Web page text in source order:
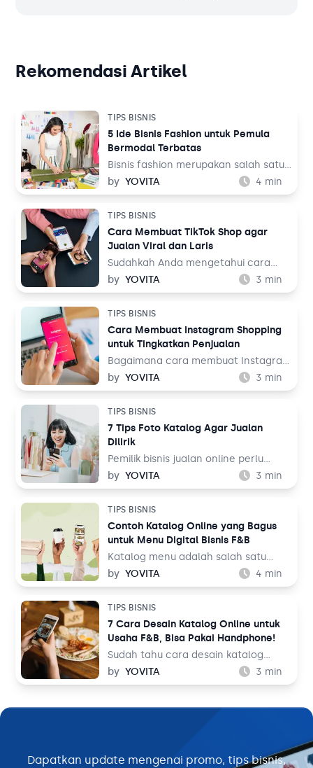
Rekomendasi Artikel
TIPS BISNIS
5 Ide Bisnis Fashion untuk Pemula
Bermodal Terbatas
Bisnis fashion merupakan salah satu
bisnis yang tak akan pernah mati.
Sebab, pada dasarnya setiap orang
kehidupan sehari-hari mereka, baik
untuk bekerja maupun aktivitas
lainnya. Tentu ini jadi peluang bisnis
yang menjanjikan dari waktu ke
waktu.
by YOVITA 4 min
TIPS BISNIS
Cara Membuat TikTok Shop agar
Jualan Viral dan Laris
Sudahkah Anda mengetahui cara
membuat TikTok Shop? TikTok
merupakan salah satu media sosial
sosial yang menampilkan konten
audio visual tersebut dinilai menarik
karena menampilkan beragam tema,
mulai dari hiburan, resep makanan,
hingga pengetahuan. Bahkan media
sosial ini juga bisa digunakan untuk
Lalu, bagaimana cara membuatnya
untuk jualan online?
by YOVITA 3 min
TIPS BISNIS
Cara Membuat Instagram Shopping
untuk Tingkatkan Penjualan
Bagaimana cara membuat Instagram
Shopping? Instagram adalah salah
satu media sosial populer saat ini
orang di seluruh dunia. Dalam
perspektif bisnis, hal ini tentu menjadi
sebuah keuntungan.
by YOVITA 3 min
TIPS BISNIS
7 Tips Foto Katalog Agar Jualan
Dilirik
Pemilik bisnis jualan online perlu
belajar tentang fotografi produk
agar bisa menghasilkan foto yang
barang dagangan. Foto katalog tidak
bisa dilakukan sembarangan dan asal
upload ke tempat jualan. Saat
berbelanja, pengunjung toko online
bukan hanya membandingkan harga
dengan toko sebelah, tetapi juga
ada.
by YOVITA 3 min
TIPS BISNIS
Contoh Katalog Online yang Bagus
untuk Menu Digital Bisnis F&B
Katalog menu adalah salah satu
elemen penting dalam bisnis F&B.
Tidak hanya memudahkan pelanggan
mereka pesan, tapi katalog menu
juga bisa menjadi sarana
membangun image untuk bisnis Anda.
Oleh karena itu, mendesain katalog
menu menjadi hal yang perlu
dipikirkan secara matang dan
by YOVITA 4 min
TIPS BISNIS
7 Cara Desain Katalog Online untuk
Usaha F&B, Bisa Pakai Handphone!
Sudah tahu cara desain katalog
online? Sebagai pemilik bisnis F&B,
Anda perlu memperkenalkan
baik ke pelanggan. Sebelum
mengenal hidangan melalui buku
by YOVITA 3 min
Dapatkan update mengenai promo, tips bisnis,